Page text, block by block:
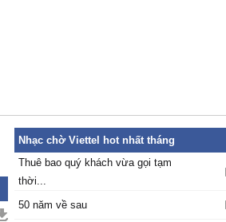
Nhạc chờ Viettel hot nhất tháng
Thuê bao quý khách vừa gọi tạm
thời...
50 năm về sau